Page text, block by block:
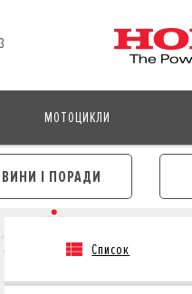
МОТОЦИКЛИ
І ПОРАДИ
Список